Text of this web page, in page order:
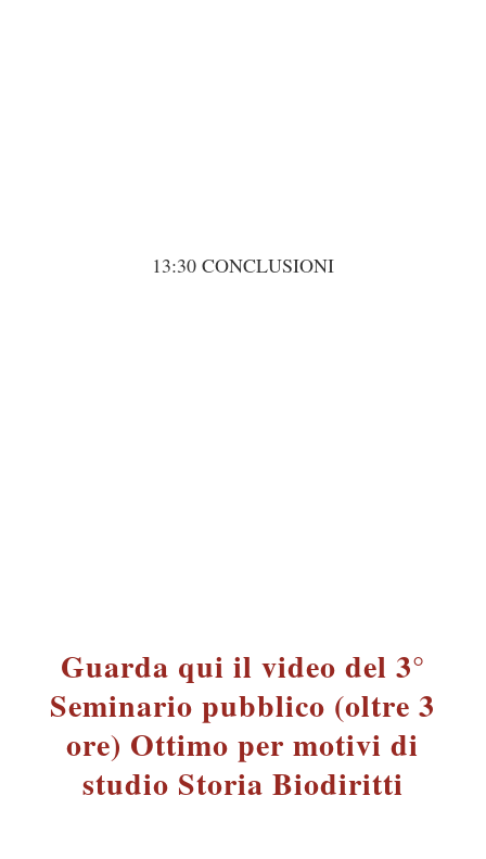
13:30 CONCLUSIONI
Guarda qui il video del 3°
Seminario pubblico (oltre 3
ore) Ottimo per motivi di
studio Storia Biodiritti